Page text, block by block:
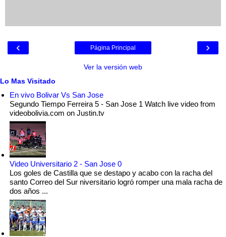
‹ ›
Página Principal
Ver la versión web
Lo Mas Visitado
En vivo Bolivar Vs San Jose
Segundo Tiempo Ferreira 5 - San Jose 1 Watch live video from
videobolivia.com on Justin.tv
Video Universitario 2 - San Jose 0
Los goles de Castilla que se destapo y acabo con la racha del
santo Correo del Sur niversitario logró romper una mala racha de
dos años ...